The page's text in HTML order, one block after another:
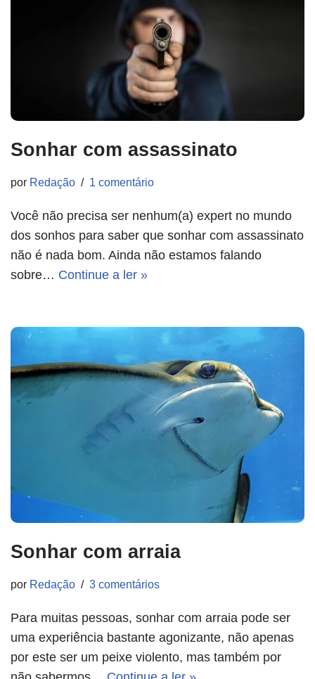
Sonhar com assassinato
por Redação 1 comentário
Você não precisa ser nenhum(a) expert no mundo
dos sonhos para saber que sonhar com assassinato
não é nada bom. Ainda não estamos falando
sobre… Continue a ler »
Sonhar com arraia
por Redação 3 comentários
Para muitas pessoas, sonhar com arraia pode ser
uma experiência bastante agonizante, não apenas
por este ser um peixe violento, mas também por